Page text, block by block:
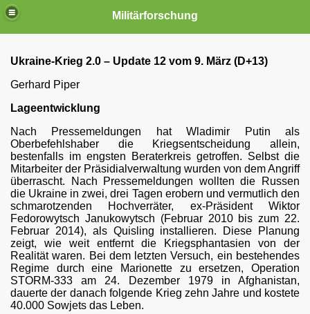
Militärforschung
Ukraine-Krieg 2.0 – Update 12 vom 9. März (D+13)
Gerhard Piper
Lageentwicklung
Nach Pressemeldungen hat Wladimir Putin als
Oberbefehlshaber die Kriegsentscheidung allein,
bestenfalls im engsten Beraterkreis getroffen. Selbst die
Mitarbeiter der Präsidialverwaltung wurden von dem Angriff
überrascht. Nach Pressemeldungen wollten die Russen
die Ukraine in zwei, drei Tagen erobern und vermutlich den
schmarotzenden Hochverräter, ex-Präsident Wiktor
Fedorowytsch Janukowytsch (Februar 2010 bis zum 22.
Februar 2014), als Quisling installieren. Diese Planung
zeigt, wie weit entfernt die Kriegsphantasien von der
Realität waren. Bei dem letzten Versuch, ein bestehendes
Regime durch eine Marionette zu ersetzen, Operation
STORM-333 am 24. Dezember 1979 in Afghanistan,
dauerte der danach folgende Krieg zehn Jahre und kostete
40.000 Sowjets das Leben.
Atomarsenal
Chronologie 2017